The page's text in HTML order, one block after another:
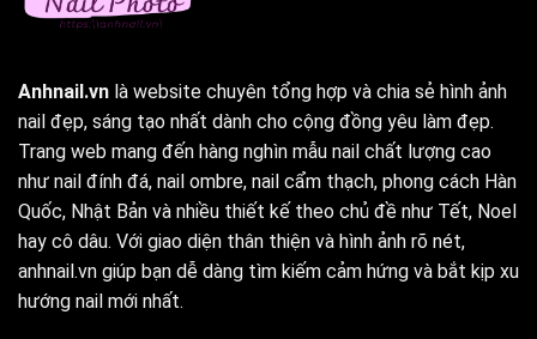
Anhnail.vn là website chuyên tổng hợp và chia sẻ hình ảnh
nail đẹp, sáng tạo nhất dành cho cộng đồng yêu làm đẹp.
Trang web mang đến hàng nghìn mẫu nail chất lượng cao
như nail đính đá, nail ombre, nail cẩm thạch, phong cách Hàn
Quốc, Nhật Bản và nhiều thiết kế theo chủ đề như Tết, Noel
hay cô dâu. Với giao diện thân thiện và hình ảnh rõ nét,
anhnail.vn giúp bạn dễ dàng tìm kiếm cảm hứng và bắt kịp xu
hướng nail mới nhất.